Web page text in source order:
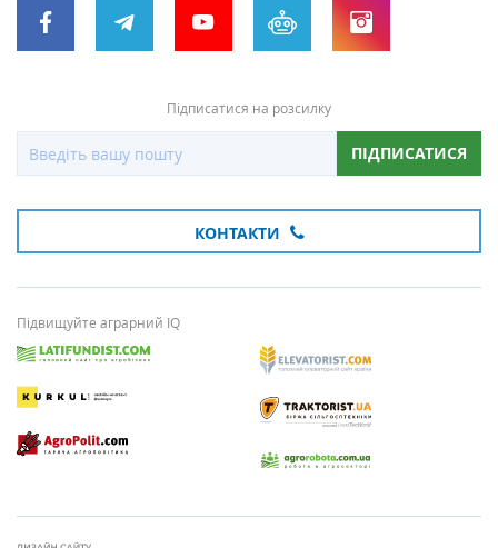
Підписатися на розсилку
ПІДПИСАТИСЯ
КОНТАКТИ
Підвищуйте аграрний IQ